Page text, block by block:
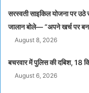
सरस्वती साइकिल योजना पर उठे
जालान बोले— “अपने खर्च पर
August 8, 2026
बचरवार में पुलिस की दबिश, 18
August 6, 2026